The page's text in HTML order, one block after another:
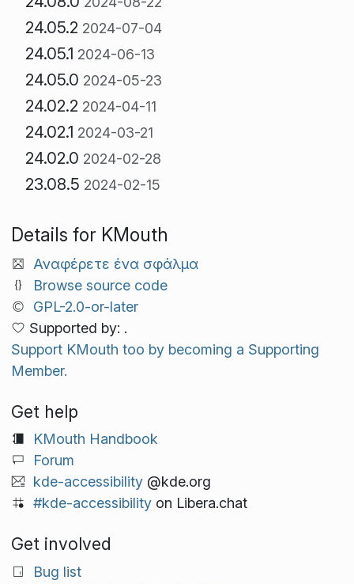
24.05.2 2024-07-04
24.05.1 2024-06-13
24.05.0 2024-05-23
24.02.2 2024-04-11
24.02.1 2024-03-21
24.02.0 2024-02-28
23.08.5 2024-02-15
Details for KMouth
Αναφέρετε ένα σφάλμα
Browse source code
GPL-2.0-or-later
Supported by: .
Support KMouth too by becoming a Supporting
Member.
Get help
KMouth Handbook
Forum
kde-accessibility@kde.org
#kde-accessibilityon Libera.chat
Get involved
Bug list